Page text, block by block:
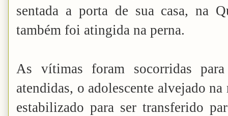
sentada a porta de sua casa, na
também foi atingida na perna.
As vítimas foram socorridas
atendidas, o adolescente alvejado
estabilizado para ser transferido